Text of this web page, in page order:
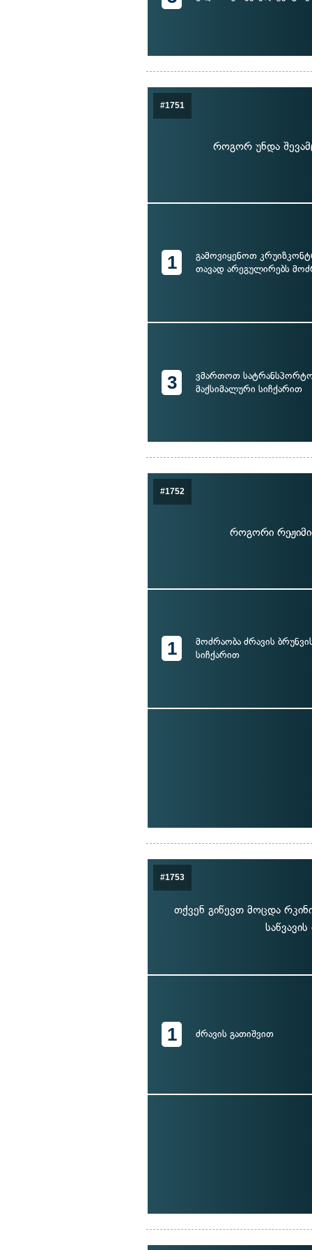
#1751
როგორ უნდა
1
გამოვიყენოთ
თავად არეგულირებს
3
ვმართოთ სატრანსპორტო
მაქსიმალური სიჩქარით
#1752
როგორი
1
მოძრაობა ძრავის
სიჩქარით
#1753
თქვენ გიწევთ მოცდა
1 ძრავის გათიშვით